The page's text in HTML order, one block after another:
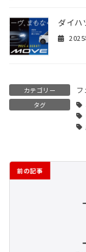
ダイハ
カテゴリー フ
タグ
前の記事